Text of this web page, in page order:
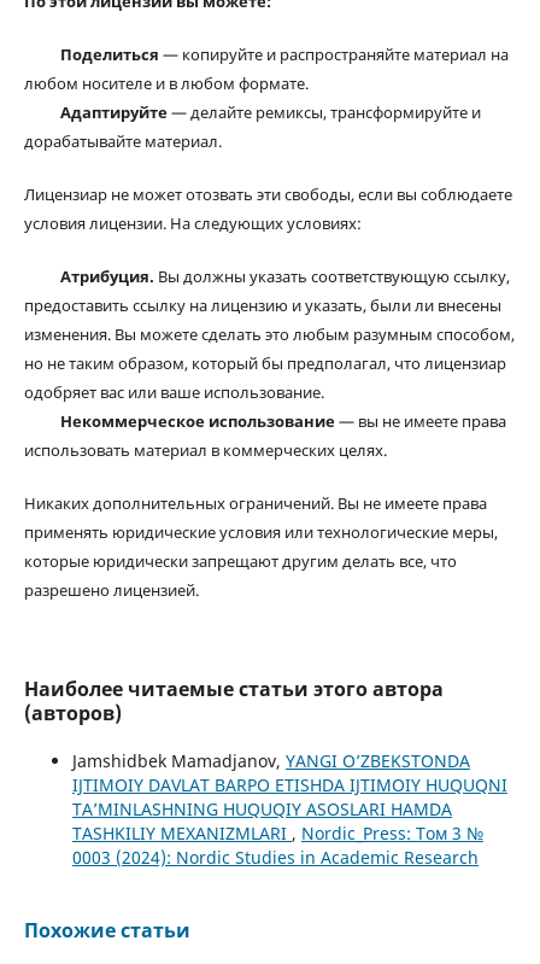
Поделиться — копируйте и распространяйте материал на
любом носителе и в любом формате.
Адаптируйте— делайте ремиксы, трансформируйте и
дорабатывайте материал.
Лицензиар не может отозвать эти свободы, если вы соблюдаете
условия лицензии. На следующих условиях:
Атрибуция. Вы должны указать соответствующую ссылку,
предоставить ссылку на лицензию и указать, были ли внесены
изменения. Вы можете сделать это любым разумным способом,
но не таким образом, который бы предполагал, что лицензиар
одобряет вас или ваше использование.
Некоммерческое использование— вы не имеете права
использовать материал в коммерческих целях.
Никаких дополнительных ограничений. Вы не имеете права
применять юридические условия или технологические меры,
которые юридически запрещают другим делать все, что
разрешено лицензией.
Наиболее читаемые статьи этого автора
(авторов)
Jamshidbek Mamadjanov, YANGI O’ZBEKSTONDA
IJTIMOIY DAVLAT BARPO ETISHDA IJTIMOIY HUQUQNI
TA’MINLASHNING HUQUQIY ASOSLARI HAMDA
TASHKILIY MEXANIZMLARI , Nordic_Press: Том 3 №
0003 (2024): Nordic Studies in Academic Research
Похожие статьи